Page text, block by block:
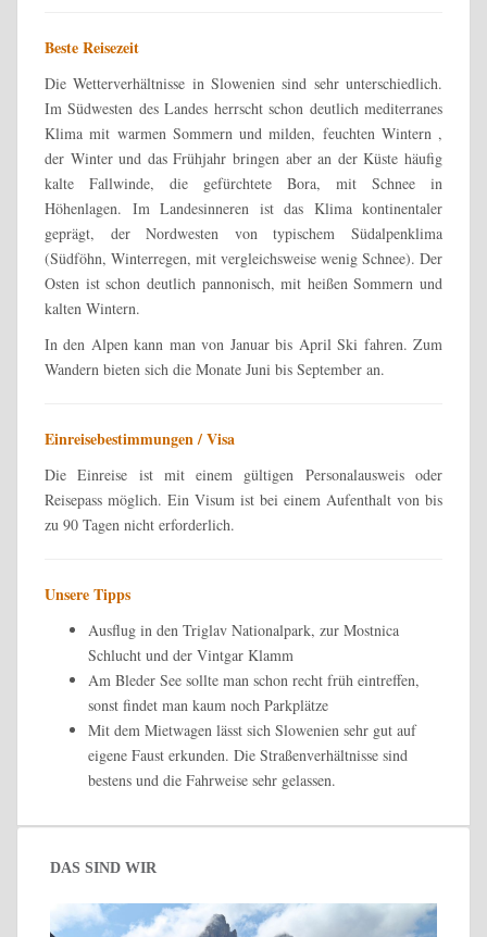
Beste Reisezeit
Die Wetterverhältnisse in Slowenien sind sehr unterschiedlich.
Im Südwesten des Landes herrscht schon deutlich mediterranes
Klima mit warmen Sommern und milden, feuchten Wintern ,
der Winter und das Frühjahr bringen aber an der Küste häufig
kalte Fallwinde, die gefürchtete Bora, mit Schnee in
Höhenlagen. Im Landesinneren ist das Klima kontinentaler
geprägt, der Nordwesten von typischem Südalpenklima
(Südföhn, Winterregen, mit vergleichsweise wenig Schnee). Der
Osten ist schon deutlich pannonisch, mit heißen Sommern und
kalten Wintern.
In den Alpen kann man von Januar bis April Ski fahren. Zum
Wandern bieten sich die Monate Juni bis September an.
Einreisebestimmungen / Visa
Die Einreise ist mit einem gültigen Personalausweis oder
Reisepass möglich. Ein Visum ist bei einem Aufenthalt von bis
zu 90 Tagen nicht erforderlich.
Unsere Tipps
Ausflug in den Triglav Nationalpark, zur Mostnica
Schlucht und der Vintgar Klamm
Am Bleder See sollte man schon recht früh eintreffen,
sonst findet man kaum noch Parkplätze
Mit dem Mietwagen lässt sich Slowenien sehr gut auf
eigene Faust erkunden. Die Straßenverhältnisse sind
bestens und die Fahrweise sehr gelassen.
DAS SIND WIR